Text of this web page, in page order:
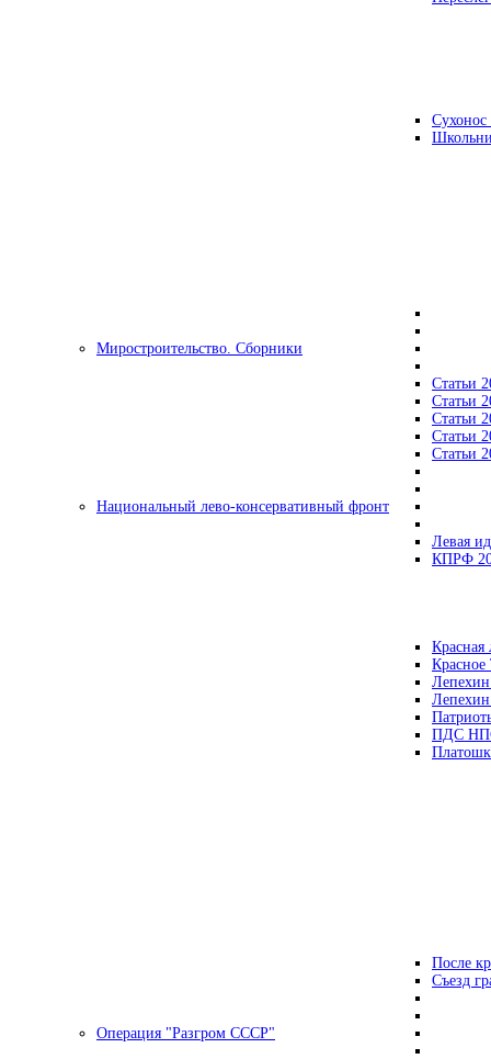
Миростроительство. Сборники
Статьи
Статьи
Статьи
Статьи
Статьи
Национальный лево-консервативный фронт
Левая
КПРФ
Красная
ПДС
После
Съезд
Операция "Разгром СССР"